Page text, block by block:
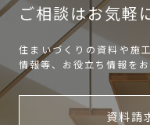
ご相談はお気軽
住まいづくりの資料や施
情報等、お役立ち情報をお
資料請